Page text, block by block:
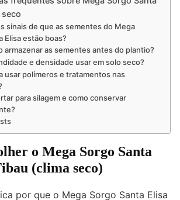
sinais de que as sementes do Mega
Elisa estão boas?
armazenar as sementes antes do plantio?
e densidade usar em solo seco?
usar polímeros e tratamentos nas
para silagem e como conservar
o Mega Sorgo Santa
(clima seco)
por que o Mega Sorgo Santa Elisa